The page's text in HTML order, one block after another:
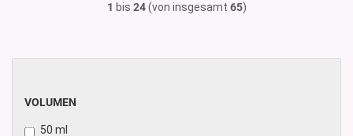
1 bis 24(von insgesamt 65)
VOLUMEN
VOLUMEN
50 ml